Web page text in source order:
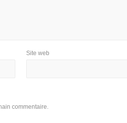
Site web
commentaire.